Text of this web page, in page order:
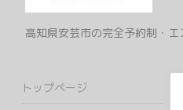
高知県安芸市の完全予約制・
トップページ